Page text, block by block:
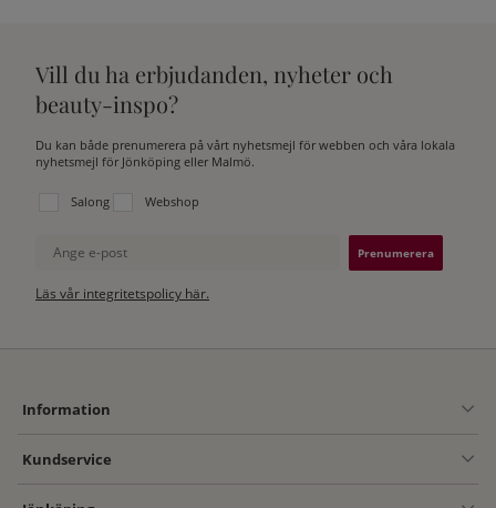
Vill du ha erbjudanden, nyheter och
beauty-inspo?
Du kan både prenumerera på vårt nyhetsmejl för webben och våra lokala
nyhetsmejl för Jönköping eller Malmö.
Välj vilken lista du vill prenumerera på:
Salong Webshop
Ange e-post
Läs vår integritetspolicy här.
Information
Kundservice